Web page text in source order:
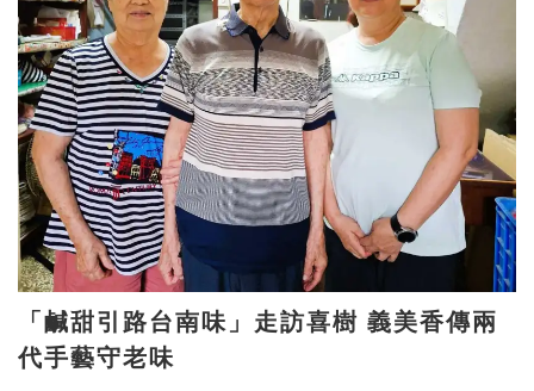
「鹹甜引路台南味」走訪喜樹 義美香傳兩
代手藝守老味